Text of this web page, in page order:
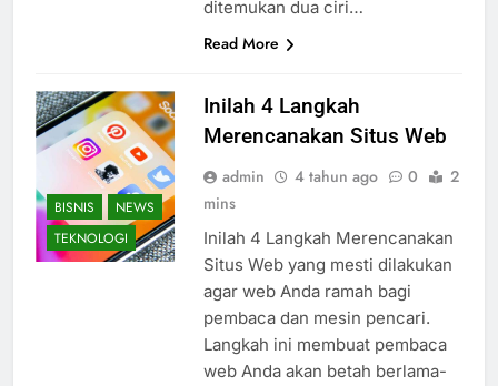
ditemukan dua ciri…
Read More
BISNIS
NEWS
TEKNOLOGI
Inilah 4 Langkah
Merencanakan Situs Web
admin 4 tahun ago 0
2
mins
Inilah 4 Langkah Merencanakan
Situs Web yang mesti dilakukan
agar web Anda ramah bagi
pembaca dan mesin pencari.
Langkah ini membuat pembaca
web Anda akan betah berlama-